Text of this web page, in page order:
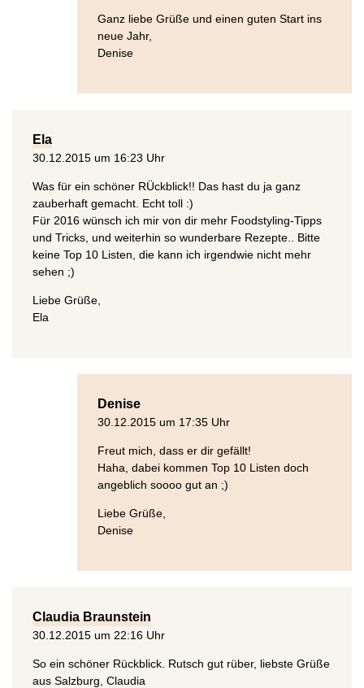
Ganz liebe Grüße und einen guten Start ins
neue Jahr,
Denise
Ela
30.12.2015 um 16:23 Uhr
Was für ein schöner RÜckblick!! Das hast du ja ganz
zauberhaft gemacht. Echt toll :)
Für 2016 wünsch ich mir von dir mehr Foodstyling-Tipps
und Tricks, und weiterhin so wunderbare Rezepte.. Bitte
keine Top 10 Listen, die kann ich irgendwie nicht mehr
sehen ;)
Liebe Grüße,
Ela
Denise
30.12.2015 um 17:35 Uhr
Freut mich, dass er dir gefällt!
Haha, dabei kommen Top 10 Listen doch
angeblich soooo gut an ;)
Liebe Grüße,
Denise
Claudia Braunstein
30.12.2015 um 22:16 Uhr
So ein schöner Rückblick. Rutsch gut rüber, liebste Grüße
aus Salzburg, Claudia